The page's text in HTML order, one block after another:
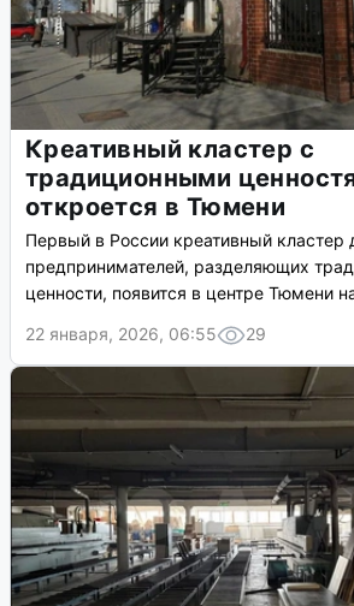
Креативный кластер с
традиционными
откроется в Тюмени
Первый в России креативный кластер
предпринимателей, разделяющих
ценности, появится в центре Тюмени
22 января, 2026, 06:55
29